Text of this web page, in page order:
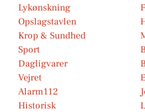
Lykønskning
Opslagstavlen
Krop & Sundhed
Sport
Dagligvarer
Vejret
Alarm112
Historisk